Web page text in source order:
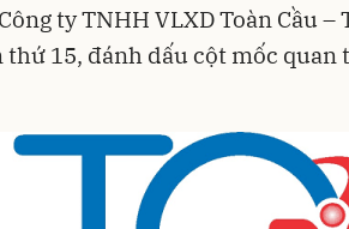
ty TNHH VLXD Toàn Cầu
15, đánh dấu cột mốc quan